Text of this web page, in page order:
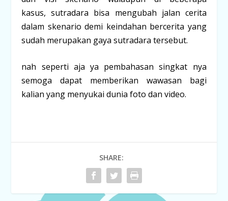
kasus, sutradara bisa mengubah jalan cerita
dalam skenario demi keindahan bercerita yang
sudah merupakan gaya sutradara tersebut.
nah seperti aja ya pembahasan singkat nya
semoga dapat memberikan wawasan bagi
kalian yang menyukai dunia foto dan video.
SHARE: